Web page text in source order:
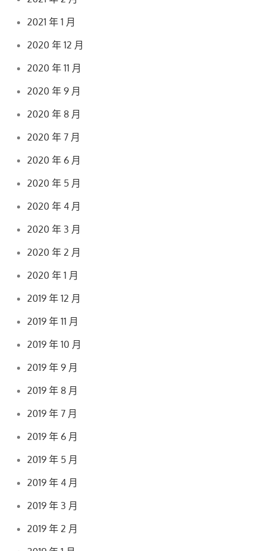
2021 年 1 月
2020 年 12 月
2020 年 11 月
2020 年 9 月
2020 年 8 月
2020 年 7 月
2020 年 6 月
2020 年 5 月
2020 年 4 月
2020 年 3 月
2020 年 2 月
2020 年 1 月
2019 年 12 月
2019 年 11 月
2019 年 10 月
2019 年 9 月
2019 年 8 月
2019 年 7 月
2019 年 6 月
2019 年 5 月
2019 年 4 月
2019 年 3 月
2019 年 2 月